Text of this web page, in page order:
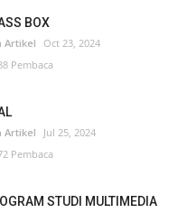
BOX
Artikel
Oct 23, 2024
Pembaca
Artikel
Jul 25, 2024
Pembaca
STUDI MULTIMEDIA